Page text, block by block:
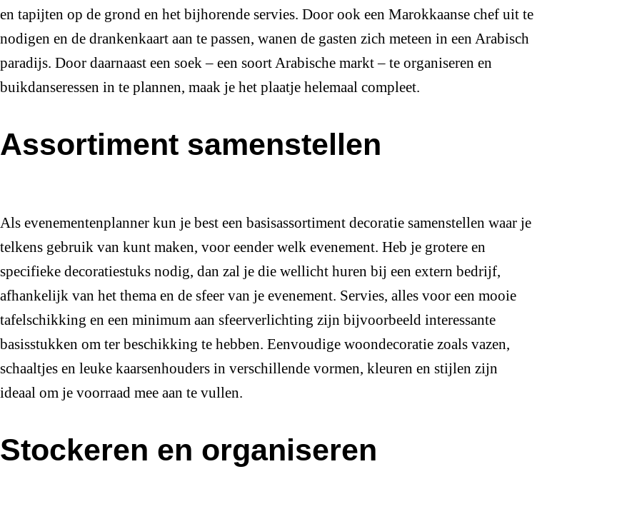
en tapijten op de grond en het bijhorende servies. Door ook een Marokkaanse chef uit te
nodigen en de drankenkaart aan te passen, wanen de gasten zich meteen in een Arabisch
paradijs. Door daarnaast een soek – een soort Arabische markt – te organiseren en
buikdanseressen in te plannen, maak je het plaatje helemaal compleet.
Assortiment samenstellen
Als evenementenplanner kun je best een basisassortiment decoratie samenstellen waar je
telkens gebruik van kunt maken, voor eender welk evenement. Heb je grotere en
specifieke decoratiestuks nodig, dan zal je die wellicht huren bij een extern bedrijf,
afhankelijk van het thema en de sfeer van je evenement. Servies, alles voor een mooie
tafelschikking en een minimum aan sfeerverlichting zijn bijvoorbeeld interessante
basisstukken om ter beschikking te hebben. Eenvoudige woondecoratie zoals vazen,
schaaltjes en leuke kaarsenhouders in verschillende vormen, kleuren en stijlen zijn
ideaal om je voorraad mee aan te vullen.
Stockeren en organiseren